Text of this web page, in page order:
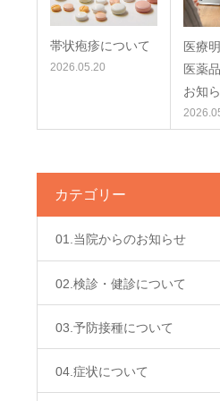
帯状疱疹について
2026.05.20
医療
医薬
お知
カテゴリー
01.当院からのお知らせ
02.検診・健診について
03.予防接種について
04.症状について